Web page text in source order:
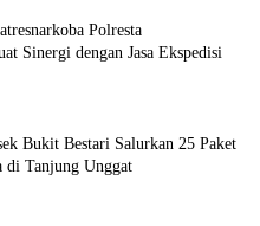
Polresta
Sinergi dengan Jasa Ekspedisi
Bukit Bestari Salurkan 25 Paket
di Tanjung Unggat